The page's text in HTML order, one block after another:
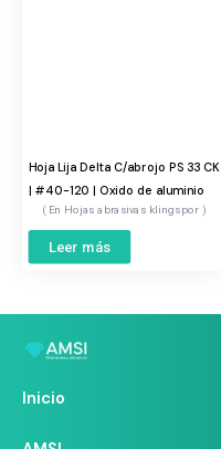
Hoja Lija Delta C/abrojo PS 33 CK
| #40-120 | Oxido de aluminio
Hojas abrasivas klingspor
Leer más
Inicio